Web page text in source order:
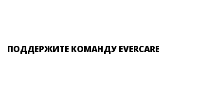
ПОДДЕРЖИТЕ КОМАНДУ EVERCARE